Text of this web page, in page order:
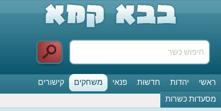
ראשי יהדות חדשות פנאי משחקים
קישורים
מסעדות כשרות